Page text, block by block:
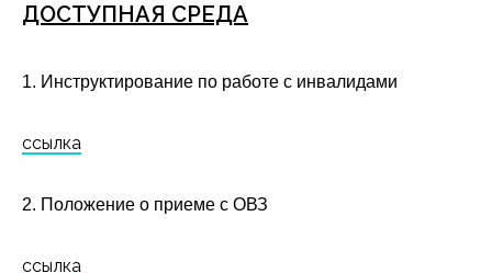
ДОСТУПНАЯ СРЕДА
1. Инструктирование по работе с инвалидами
ссылка
2. Положение о приеме с ОВЗ
ссылка